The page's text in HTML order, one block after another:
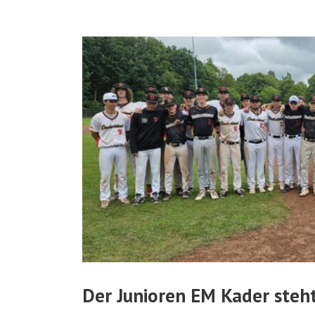
Der Junioren EM Kader